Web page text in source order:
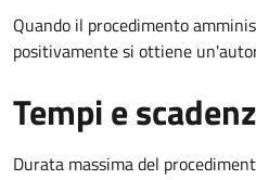
Quando il procedimento
positivamente si ottiene
Tempi e
Durata massima del